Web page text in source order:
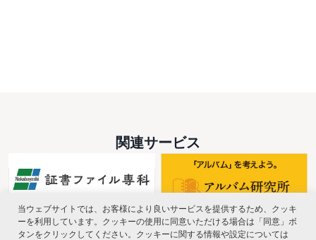
関連サービス
当ウェブサイトでは、お客様により良いサービスを提供するため、クッキ
ーを利用しています。クッキーの使用に同意いただける場合は「同意」ボ
タンをクリックしてください。クッキーに関する情報や設定については